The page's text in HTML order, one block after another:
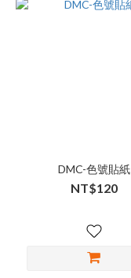
DMC-色號貼紙
NT$120